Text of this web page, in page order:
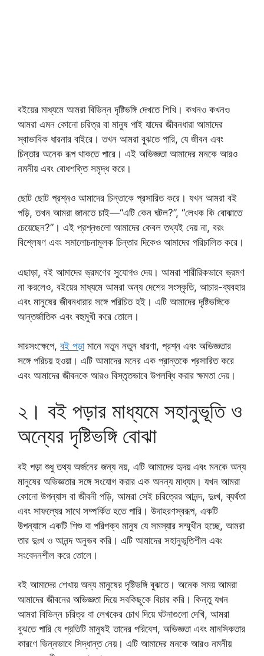
বইয়ের মাধ্যমে আমরা বিভিন্ন দৃষ্টিভঙ্গি দেখতে শিখি। কখনও কখনও
আমরা এমন কোনো চরিত্র বা মানুষ পাই যাদের জীবনধারা আমাদের
স্বাভাবিক ধারনার বাইরে। তখন আমরা বুঝতে পারি, যে জীবন এবং
চিন্তার অনেক রূপ থাকতে পারে। এই অভিজ্ঞতা আমাদের মনকে আরও
নমনীয় এবং বোধশক্তি সমৃদ্ধ করে।
ছোট ছোট প্রশ্নও আমাদের চিন্তাকে প্রসারিত করে। যখন আমরা বই
পড়ি, তখন আমরা জানতে চাই—“এটি কেন ঘটল?”, “লেখক কি বোঝাতে
চেয়েছেন?”। এই প্রশ্নগুলো আমাদের কেবল তথ্যই দেয় না, বরং
বিশ্লেষণ এবং সমালোচনামূলক চিন্তার দিকেও আমাদের পরিচালিত করে।
এছাড়া, বই আমাদের ভ্রমণের সুযোগও দেয়। আমরা শারীরিকভাবে ভ্রমণ
না করলেও, বইয়ের মাধ্যমে আমরা অন্য দেশের সংস্কৃতি, আচার-ব্যবহার
এবং মানুষের জীবনধারার সঙ্গে পরিচিত হই। এটি আমাদের দৃষ্টিভঙ্গিকে
আন্তর্জাতিক এবং বহুমুখী করে তোলে।
সারসংক্ষেপে, বই পড়ামানে নতুন নতুন ধারণা, প্রশ্ন এবং অভিজ্ঞতার
সঙ্গে পরিচয় হওয়া। এটি আমাদের মনের এক প্রান্তকে প্রসারিত করে
এবং আমাদের জীবনকে আরও বিস্তৃতভাবে উপলব্ধি করার ক্ষমতা দেয়।
২। বই পড়ার মাধ্যমে সহানুভূতি ও
অন্যের দৃষ্টিভঙ্গি বোঝা
বই পড়া শুধু তথ্য অর্জনের জন্য নয়, এটি আমাদের হৃদয় এবং মনকে অন্য
মানুষের অভিজ্ঞতার সঙ্গে সংযোগ করার এক অনন্য মাধ্যম। যখন আমরা
কোনো উপন্যাস বা জীবনী পড়ি, আমরা সেই চরিত্রের আনন্দ, দুঃখ, ব্যর্থতা
এবং সাফল্যের সাথে সম্পর্কিত হতে পারি। উদাহরণস্বরূপ, একটি
উপন্যাসে একটি শিশু বা পরিপক্ব মানুষ যে সমস্যার সম্মুখীন হচ্ছে, আমরা
তার দুঃখ ও আনন্দ অনুভব করি। এটি আমাদের সহানুভূতিশীল এবং
সংবেদনশীল করে তোলে।
বই আমাদের শেখায় অন্য মানুষের দৃষ্টিভঙ্গি বুঝতে। অনেক সময় আমরা
আমাদের জীবনের অভিজ্ঞতা দিয়ে সবকিছুকে বিচার করি। কিন্তু যখন
আমরা বিভিন্ন চরিত্র বা লেখকের চোখ দিয়ে ঘটনাগুলো দেখি, আমরা
বুঝতে পারি যে প্রতিটি মানুষই তাদের পরিবেশ, অভিজ্ঞতা এবং মানসিকতার
কারণে ভিন্নভাবে সিদ্ধান্ত নেয়। এটি আমাদের মনকে আরও নমনীয়